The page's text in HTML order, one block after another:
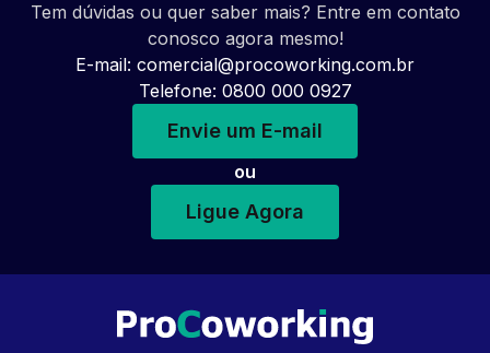
Tem dúvidas ou quer saber mais? Entre em contato
conosco agora mesmo!
E-mail: comercial@procoworking.com.br
Telefone: 0800 000 0927
Envie um E-mail
ou
Ligue Agora